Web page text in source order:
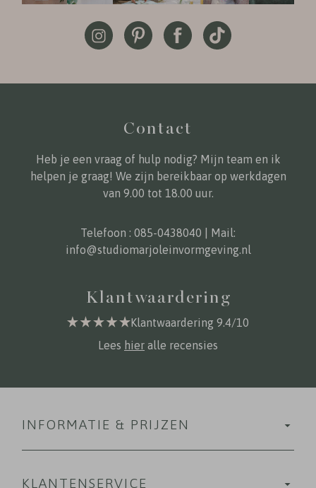
Contact
Heb je een vraag of hulp nodig? Mijn team en ik
helpen je graag! We zijn bereikbaar op werkdagen
van 9.00 tot 18.00 uur.
Telefoon : 085-0438040 | Mail:
info@studiomarjoleinvormgeving.nl
Klantwaardering
Klantwaardering 9.4/10
Lees hier alle recensies
INFORMATIE & PRIJZEN
KLANTENSERVICE